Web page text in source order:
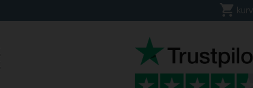
kurv